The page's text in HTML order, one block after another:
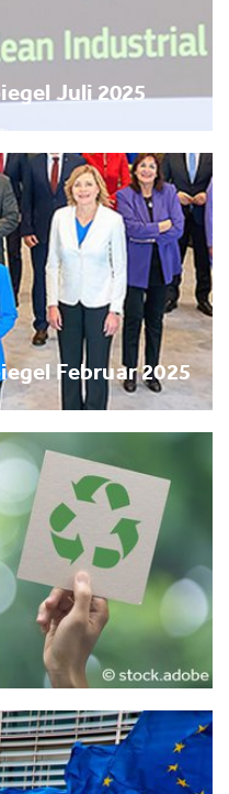
Juli 2025
Februar 2025